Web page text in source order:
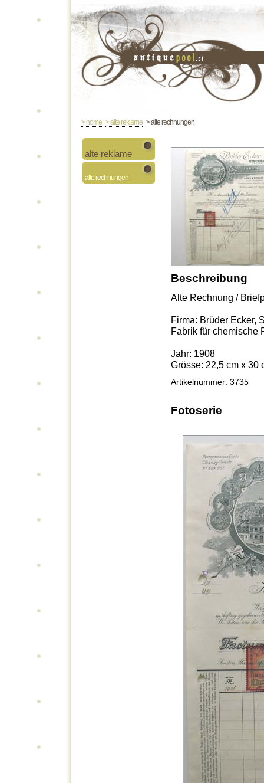
> home > alte reklame > alte rechnungen
alte reklame
alte rechnungen
Beschreibung
Alte Rechnung /
Firma: Brüder Ecker,
Fabrik für chemische
Jahr: 1908
Grösse: 22,5 cm x 30
Artikelnummer: 3735
Fotoserie